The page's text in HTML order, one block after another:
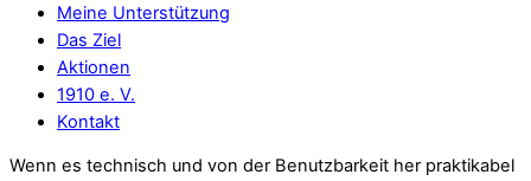
Meine Unterstützung
Das Ziel
Aktionen
1910 e. V.
Kontakt
Wenn es technisch und von der Benutzbarkeit her praktikabel